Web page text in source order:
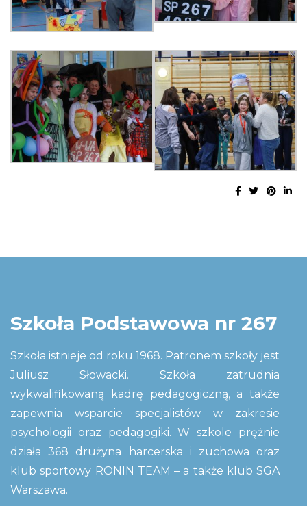
Szkoła Podstawowa nr 267
Szkoła istnieje od roku 1968. Patronem szkoły jest
Juliusz Słowacki. Szkoła zatrudnia
wykwalifikowaną kadrę pedagogiczną, a także
zapewnia wsparcie specjalistów w zakresie
psychologii oraz pedagogiki. W szkole prężnie
działa 368 drużyna harcerska i zuchowa oraz
klub sportowy RONIN TEAM – a także klub SGA
Warszawa.